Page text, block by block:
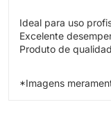
Ideal para uso
Excelente
Produto de
*Imagens